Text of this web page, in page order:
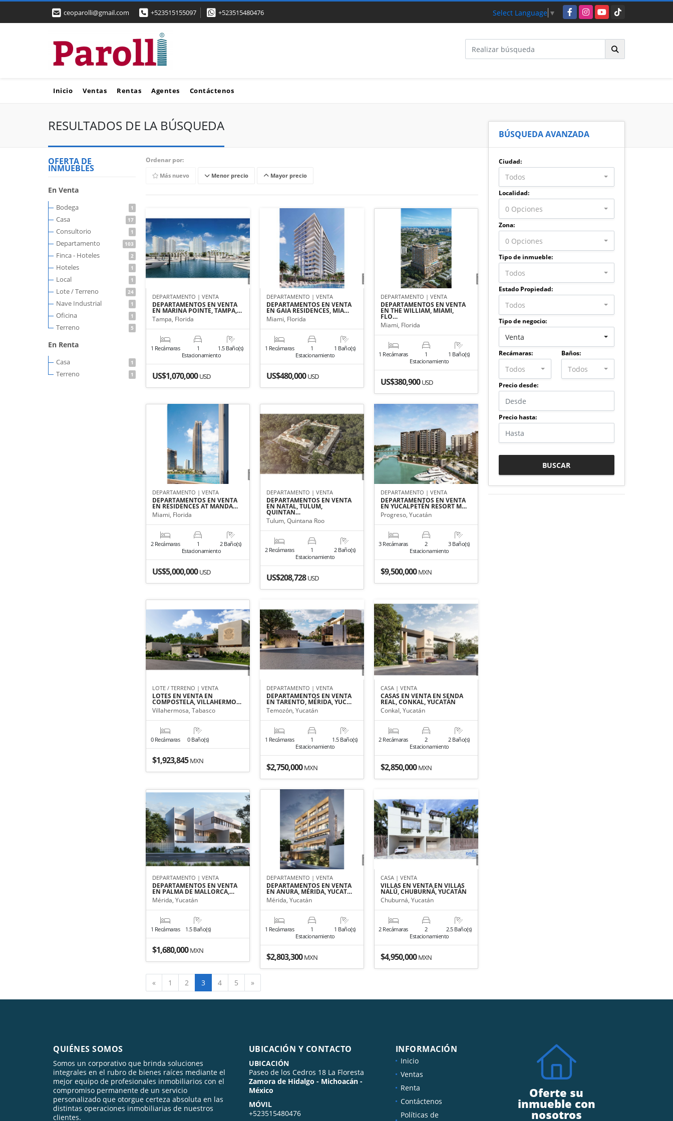
ceoparolli@gmail.com +523515155097 +523515480476 Select Language ▼ FacebookInstagramYouTubeTikTok
Inicio Ventas Rentas Agentes Contáctenos
RESULTADOS DE LA BÚSQUEDA
OFERTA DE
INMUEBLES
En Venta
Bodega 1
Casa 17
Consultorio 1
Departamento 103
Finca - Hoteles 2
Hoteles 1
Local 1
Lote / Terreno 24
Nave Industrial 1
Oficina 1
Terreno 5
En Renta
Casa 1
Terreno 1
Ordenar por:
Más nuevo Menor precio Mayor precio
DEPARTAMENTO | VENTA
DEPARTAMENTOS EN VENTA
EN MARINA POINTE, TAMPA,…
Tampa, Florida
1 Recámaras
1
Estacionamiento
1.5 Baño(s)
US$1,070,000USD
DEPARTAMENTO | VENTA
DEPARTAMENTOS EN VENTA
EN GAIA RESIDENCES, MIA…
Miami, Florida
1 Recámaras
1
Estacionamiento
1 Baño(s)
US$480,000USD
DEPARTAMENTO | VENTA
DEPARTAMENTOS EN VENTA
EN THE WILLIAM, MIAMI,
FLO…
Miami, Florida
1 Recámaras
1
Estacionamiento
1 Baño(s)
US$380,900USD
DEPARTAMENTO | VENTA
DEPARTAMENTOS EN VENTA
EN RESIDENCES AT MANDA…
Miami, Florida
2 Recámaras
1
Estacionamiento
2 Baño(s)
US$5,000,000USD
DEPARTAMENTO | VENTA
DEPARTAMENTOS EN VENTA
EN NATAL, TULUM,
QUINTAN…
Tulum, Quintana Roo
2 Recámaras
1
Estacionamiento
2 Baño(s)
US$208,728USD
DEPARTAMENTO | VENTA
DEPARTAMENTOS EN VENTA
EN YUCALPETÉN RESORT M…
Progreso, Yucatán
3 Recámaras
2
Estacionamiento
3 Baño(s)
$9,500,000MXN
LOTE / TERRENO | VENTA
LOTES EN VENTA EN
COMPOSTELA, VILLAHERMO…
Villahermosa, Tabasco
0 Recámaras 0 Baño(s)
$1,923,845MXN
DEPARTAMENTO | VENTA
DEPARTAMENTOS EN VENTA
EN TARENTO, MÉRIDA, YUC…
Temozón, Yucatán
1 Recámaras
1
Estacionamiento
1.5 Baño(s)
$2,750,000MXN
CASA | VENTA
CASAS EN VENTA EN SENDA
REAL, CONKAL, YUCATÁN
Conkal, Yucatán
2 Recámaras
2
Estacionamiento
2 Baño(s)
$2,850,000MXN
DEPARTAMENTO | VENTA
DEPARTAMENTOS EN VENTA
EN PALMA DE MALLORCA,…
Mérida, Yucatán
1 Recámaras 1.5 Baño(s)
$1,680,000MXN
DEPARTAMENTO | VENTA
DEPARTAMENTOS EN VENTA
EN ANURA, MÉRIDA, YUCAT…
Mérida, Yucatán
1 Recámaras
1
Estacionamiento
1 Baño(s)
$2,803,300MXN
CASA | VENTA
VILLAS EN VENTA EN VILLAS
NALÚ, CHUBURNÁ, YUCATÁN
Chuburná, Yucatán
2 Recámaras
2
Estacionamiento
2.5 Baño(s)
$4,950,000MXN
« Anterior
1 2 3 4 5 »
BÚSQUEDA AVANZADA
Ciudad:
Todos
Localidad:
0 Opciones
Zona:
0 Opciones
Tipo de inmueble:
Todos
Estado Propiedad:
Todos
Tipo de negocio:
Venta
Recámaras:
Todos
Baños:
Todos
Precio desde:
Precio hasta:
BUSCAR
QUIÉNES SOMOS
Somos un corporativo que brinda soluciones
integrales en el rubro de bienes raíces mediante el
mejor equipo de profesionales inmobiliarios con el
compromiso permanente de un servicio
personalizado que otorgue certeza absoluta en las
distintas operaciones inmobiliarias de nuestros
clientes.
UBICACIÓN Y CONTACTO
UBICACIÓN
Paseo de los Cedros 18 La Floresta
Zamora de Hidalgo - Michoacán -
México
MÓVIL
+523515480476
INFORMACIÓN
Inicio
Ventas
Renta
Contáctenos
Políticas de
Oferte su
inmueble con
nosotros